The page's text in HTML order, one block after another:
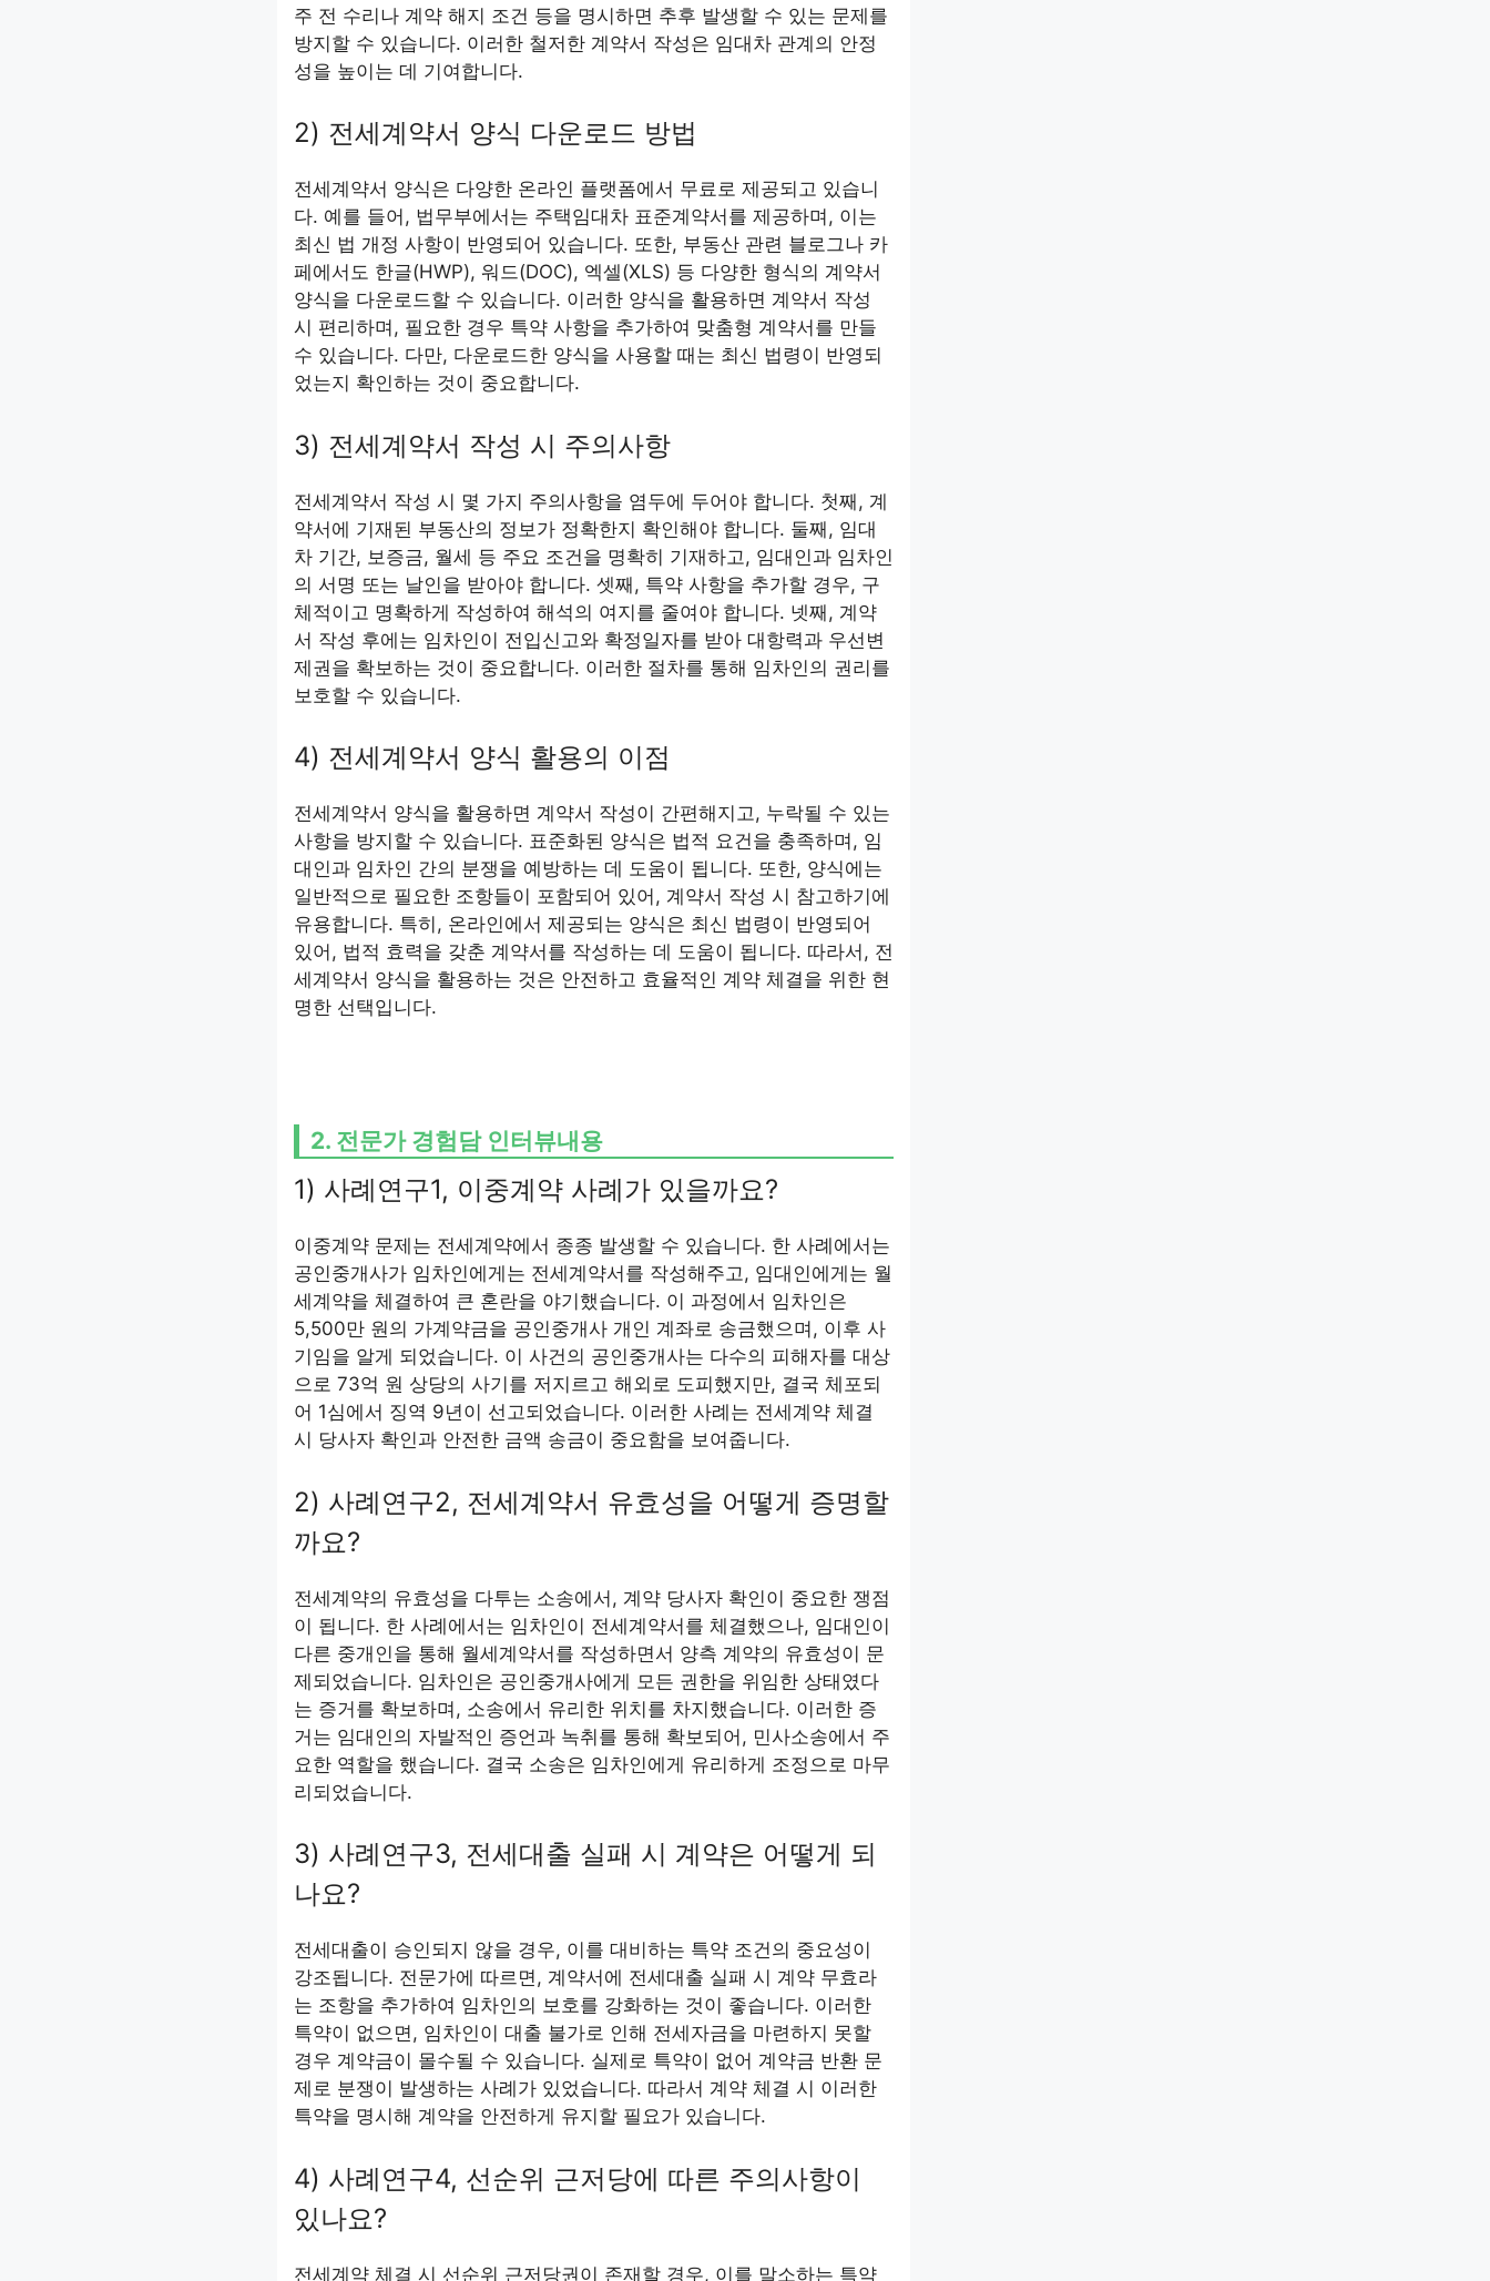
주 전 수리나 계약 해지 조건 등을 명시하면 추후 발생할 수 있는 문제를
방지할 수 있습니다. 이러한 철저한 계약서 작성은 임대차 관계의 안정
성을 높이는 데 기여합니다.
2) 전세계약서 양식 다운로드 방법
전세계약서 양식은 다양한 온라인 플랫폼에서 무료로 제공되고 있습니
다. 예를 들어, 법무부에서는 주택임대차 표준계약서를 제공하며, 이는
최신 법 개정 사항이 반영되어 있습니다. 또한, 부동산 관련 블로그나 카
페에서도 한글(HWP), 워드(DOC), 엑셀(XLS) 등 다양한 형식의 계약서
양식을 다운로드할 수 있습니다. 이러한 양식을 활용하면 계약서 작성
시 편리하며, 필요한 경우 특약 사항을 추가하여 맞춤형 계약서를 만들
수 있습니다. 다만, 다운로드한 양식을 사용할 때는 최신 법령이 반영되
었는지 확인하는 것이 중요합니다.
3) 전세계약서 작성 시 주의사항
전세계약서 작성 시 몇 가지 주의사항을 염두에 두어야 합니다. 첫째, 계
약서에 기재된 부동산의 정보가 정확한지 확인해야 합니다. 둘째, 임대
차 기간, 보증금, 월세 등 주요 조건을 명확히 기재하고, 임대인과 임차인
의 서명 또는 날인을 받아야 합니다. 셋째, 특약 사항을 추가할 경우, 구
체적이고 명확하게 작성하여 해석의 여지를 줄여야 합니다. 넷째, 계약
서 작성 후에는 임차인이 전입신고와 확정일자를 받아 대항력과 우선변
제권을 확보하는 것이 중요합니다. 이러한 절차를 통해 임차인의 권리를
보호할 수 있습니다.
4) 전세계약서 양식 활용의 이점
전세계약서 양식을 활용하면 계약서 작성이 간편해지고, 누락될 수 있는
사항을 방지할 수 있습니다. 표준화된 양식은 법적 요건을 충족하며, 임
대인과 임차인 간의 분쟁을 예방하는 데 도움이 됩니다. 또한, 양식에는
일반적으로 필요한 조항들이 포함되어 있어, 계약서 작성 시 참고하기에
유용합니다. 특히, 온라인에서 제공되는 양식은 최신 법령이 반영되어
있어, 법적 효력을 갖춘 계약서를 작성하는 데 도움이 됩니다. 따라서, 전
세계약서 양식을 활용하는 것은 안전하고 효율적인 계약 체결을 위한 현
명한 선택입니다.
2. 전문가 경험담 인터뷰내용
1) 사례연구1, 이중계약 사례가 있을까요?
이중계약 문제는 전세계약에서 종종 발생할 수 있습니다. 한 사례에서는
공인중개사가 임차인에게는 전세계약서를 작성해주고, 임대인에게는 월
세계약을 체결하여 큰 혼란을 야기했습니다. 이 과정에서 임차인은
5,500만 원의 가계약금을 공인중개사 개인 계좌로 송금했으며, 이후 사
기임을 알게 되었습니다. 이 사건의 공인중개사는 다수의 피해자를 대상
으로 73억 원 상당의 사기를 저지르고 해외로 도피했지만, 결국 체포되
어 1심에서 징역 9년이 선고되었습니다. 이러한 사례는 전세계약 체결
시 당사자 확인과 안전한 금액 송금이 중요함을 보여줍니다.
2) 사례연구2, 전세계약서 유효성을 어떻게 증명할
까요?
전세계약의 유효성을 다투는 소송에서, 계약 당사자 확인이 중요한 쟁점
이 됩니다. 한 사례에서는 임차인이 전세계약서를 체결했으나, 임대인이
다른 중개인을 통해 월세계약서를 작성하면서 양측 계약의 유효성이 문
제되었습니다. 임차인은 공인중개사에게 모든 권한을 위임한 상태였다
는 증거를 확보하며, 소송에서 유리한 위치를 차지했습니다. 이러한 증
거는 임대인의 자발적인 증언과 녹취를 통해 확보되어, 민사소송에서 주
요한 역할을 했습니다. 결국 소송은 임차인에게 유리하게 조정으로 마무
리되었습니다.
3) 사례연구3, 전세대출 실패 시 계약은 어떻게 되
나요?
전세대출이 승인되지 않을 경우, 이를 대비하는 특약 조건의 중요성이
강조됩니다. 전문가에 따르면, 계약서에 전세대출 실패 시 계약 무효라
는 조항을 추가하여 임차인의 보호를 강화하는 것이 좋습니다. 이러한
특약이 없으면, 임차인이 대출 불가로 인해 전세자금을 마련하지 못할
경우 계약금이 몰수될 수 있습니다. 실제로 특약이 없어 계약금 반환 문
제로 분쟁이 발생하는 사례가 있었습니다. 따라서 계약 체결 시 이러한
특약을 명시해 계약을 안전하게 유지할 필요가 있습니다.
4) 사례연구4, 선순위 근저당에 따른 주의사항이
있나요?
전세계약 체결 시 선순위 근저당권이 존재할 경우, 이를 말소하는 특약